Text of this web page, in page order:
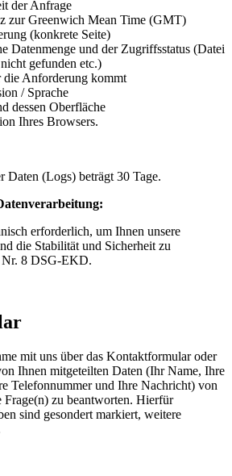
der Anfrage
zur Greenwich Mean Time (GMT)
(konkrete Seite)
Datenmenge und der Zugriffsstatus (Datei
gefunden etc.)
die Anforderung kommt
/ Sprache
dessen Oberfläche
Ihres Browsers.
Daten (Logs) beträgt 30 Tage.
erforderlich, um Ihnen unsere
die Stabilität und Sicherheit zu
Nr. 8 DSG-EKD.
mit uns über das Kontaktformular oder
Ihnen mitgeteilten Daten (Ihr Name, Ihre
Telefonnummer und Ihre Nachricht) von
Frage(n) zu beantworten. Hierfür
sind gesondert markiert, weitere